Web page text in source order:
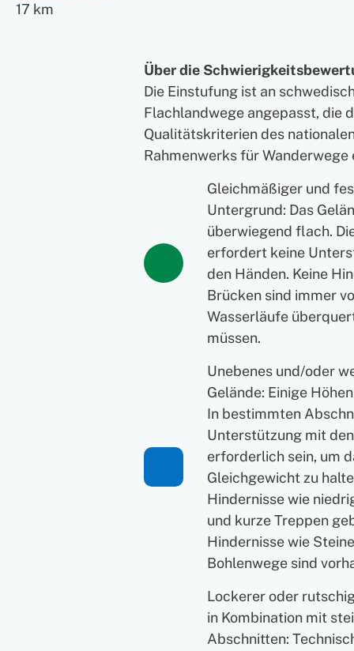
17 km
Über die
Die Einstufung ist an
Flachlandwege angepasst, die
Qualitätskriterien des
Rahmenwerks für Wanderwege
Gleichmäßiger und
Untergrund: Das
überwiegend flach.
erfordert keine
den Händen. Keine
Brücken sind immer
Wasserläufe
müssen.
Unebenes und/oder
Gelände: Einige
In bestimmten
Unterstützung mit
erforderlich sein, um
Gleichgewicht zu
Hindernisse wie
und kurze Treppen
Hindernisse wie
Bohlenwege sind
Lockerer oder
in Kombination mit
Abschnitten: